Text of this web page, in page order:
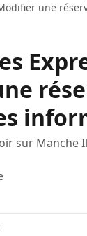
une
sur Manche